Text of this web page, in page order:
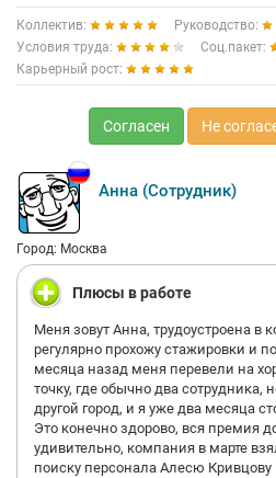
Коллектив:
Руководство:
Условия труда:
Соц.пакет:
Карьерный рост:
Согласен Не
Анна (Сотрудник)
Город: Москва
Плюсы в работе
Меня зовут Анна, трудоустроена в
регулярно прохожу стажировки и
месяца назад меня перевели на
точку, где обычно два сотрудника,
другой город, и я уже два месяца
Это конечно здорово, вся премия
удивительно, компания в марте
поиску персонала Алесю